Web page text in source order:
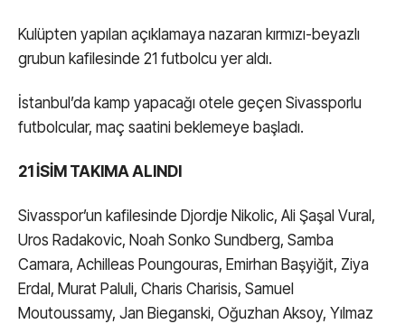
Kulüpten yapılan açıklamaya nazaran kırmızı-beyazlı
grubun kafilesinde 21 futbolcu yer aldı.
İstanbul’da kamp yapacağı otele geçen Sivassporlu
futbolcular, maç saatini beklemeye başladı.
21 İSİM TAKIMA ALINDI
Sivasspor’un kafilesinde Djordje Nikolic, Ali Şaşal Vural,
Uros Radakovic, Noah Sonko Sundberg, Samba
Camara, Achilleas Poungouras, Emirhan Başyiğit, Ziya
Erdal, Murat Paluli, Charis Charisis, Samuel
Moutoussamy, Jan Bieganski, Oğuzhan Aksoy, Yılmaz